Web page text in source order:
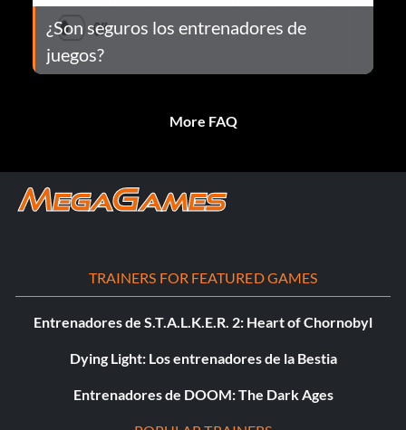
¿Son seguros los entrenadores de
juegos?
More FAQ
TRAINERS FOR FEATURED GAMES
Entrenadores de S.T.A.L.K.E.R. 2: Heart of Chornobyl
Dying Light: Los entrenadores de la Bestia
Entrenadores de DOOM: The Dark Ages